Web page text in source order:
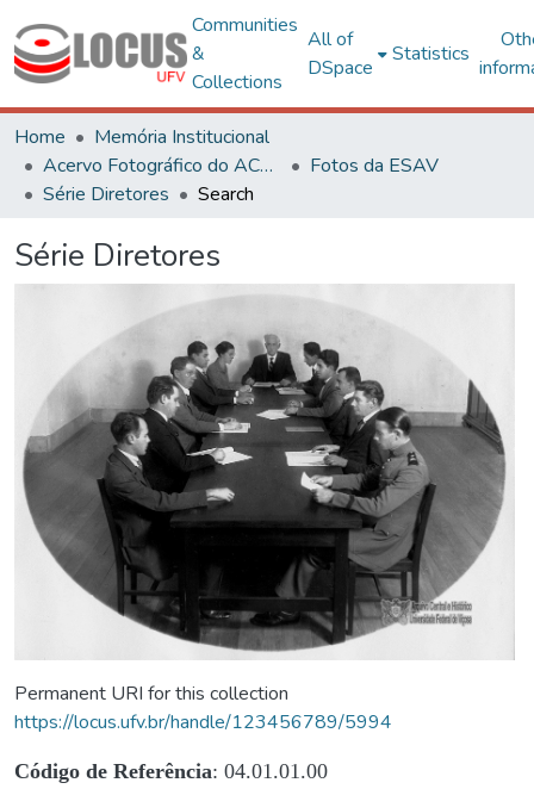
Communities
&
Collections
All of
DSpace
Statistics
Home
Memória Institucional
Acervo Fotográfico do ACH-UFV
Fotos da ESAV
Série Diretores
Search
Série Diretores
Permanent URI for this collection
https://locus.ufv.br/handle/123456789/5994
Código de Referência: 04.01.01.00